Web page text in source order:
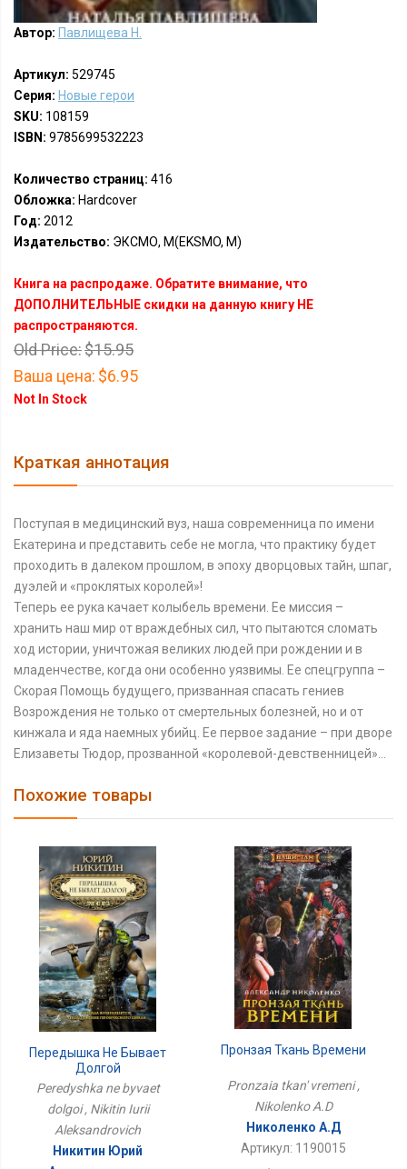
Автор: Павлищева Н.
Артикул: 529745
Серия: Новые герои
SKU: 108159
ISBN: 9785699532223
Количество страниц: 416
Обложка: Hardcover
Год: 2012
Издательство: ЭКСМО, М(EKSMO, M)
Книга на распродаже. Обратите внимание, что
ДОПОЛНИТЕЛЬНЫЕ скидки на данную книгу НЕ
распространяются.
Old Price:$15.95
Ваша цена: $6.95
Not In Stock
Краткая аннотация
Поступая в медицинский вуз, наша современница по имени
Екатерина и представить себе не могла, что практику будет
проходить в далеком прошлом, в эпоху дворцовых тайн, шпаг,
дуэлей и «проклятых королей»!
Теперь ее рука качает колыбель времени. Ее миссия –
хранить наш мир от враждебных сил, что пытаются сломать
ход истории, уничтожая великих людей при рождении и в
младенчестве, когда они особенно уязвимы. Ее спецгруппа –
Скорая Помощь будущего, призванная спасать гениев
Возрождения не только от смертельных болезней, но и от
кинжала и яда наемных убийц. Ее первое задание – при дворе
Елизаветы Тюдор, прозванной «королевой-девственницей»…
Похожие товары
Передышка Не Бывает
Долгой
Peredyshka ne byvaet
dolgoi , Nikitin Iurii
Aleksandrovich
Никитин Юрий
Пронзая Ткань Времени
Pronzaia tkan' vremeni ,
Nikolenko A.D
Николенко А.Д
Артикул: 1190015